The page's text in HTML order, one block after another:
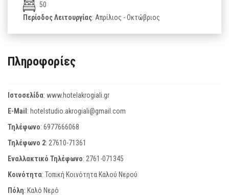
50
Περίοδος Λειτουργίας: Απρίλιος - Οκτώβριος
Πληροφορίες
Ιστοσελίδα: www.hotelakrogiali.gr
E-Mail: hotelstudio.akrogiali@gmail.com
Τηλέφωνο: 6977666068
Τηλέφωνο 2: 27610-71361
Εναλλακτικό Τηλέφωνο: 2761-071345
Κοινότητα: Τοπική Κοινότητα Καλού Νερού
Πόλη: Καλό Νερό